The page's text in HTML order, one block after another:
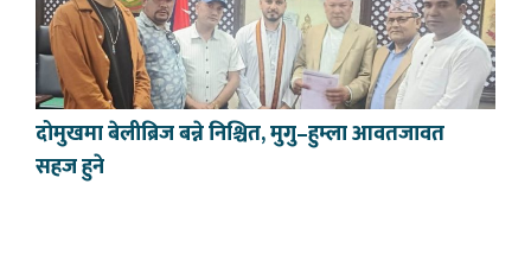
दोमुखमा बेलीब्रिज बन्ने निश्चित, मुगु–हुम्ला आवतजावत
सहज हुने